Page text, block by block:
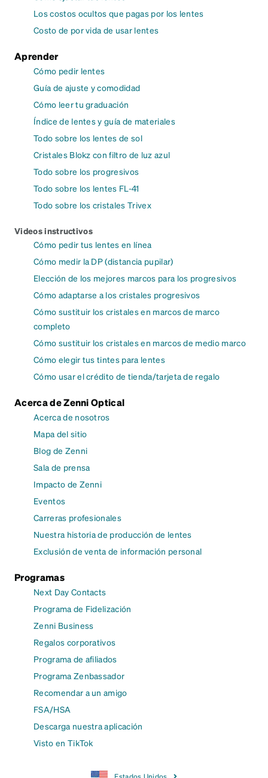
Los costos ocultos que pagas por los lentes
Costo de por vida de usar lentes
Aprender
Cómo pedir lentes
Guía de ajuste y comodidad
Cómo leer tu graduación
Índice de lentes y guía de materiales
Todo sobre los lentes de sol
Cristales Blokz con filtro de luz azul
Todo sobre los progresivos
Todo sobre los lentes FL-41
Todo sobre los cristales Trivex
Videos instructivos
Cómo pedir tus lentes en línea
Cómo medir la DP (distancia pupilar)
Elección de los mejores marcos para los progresivos
Cómo adaptarse a los cristales progresivos
Cómo sustituir los cristales en marcos de marco
completo
Cómo sustituir los cristales en marcos de medio marco
Cómo elegir tus tintes para lentes
Cómo usar el crédito de tienda/tarjeta de regalo
Acerca de Zenni Optical
Acerca de nosotros
Mapa del sitio
Blog de Zenni
Sala de prensa
Impacto de Zenni
Eventos
Carreras profesionales
Nuestra historia de producción de lentes
Exclusión de venta de información personal
Programas
Next Day Contacts
Programa de Fidelización
Zenni Business
Regalos corporativos
Programa de afiliados
Programa Zenbassador
Recomendar a un amigo
FSA/HSA
Descarga nuestra aplicación
Visto en TikTok